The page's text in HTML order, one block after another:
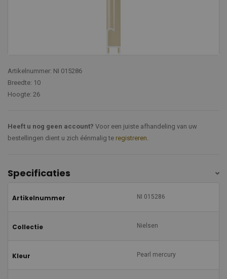
Artikelnummer: NI 015286
Breedte: 10
Hoogte: 26
Heeft u nog geen account? Voor een juiste afhandeling van uw
bestellingen dient u zich éénmalig te registreren.
Specificaties
Artikelnummer NI 015286
Collectie Nielsen
Kleur Pearl mercury